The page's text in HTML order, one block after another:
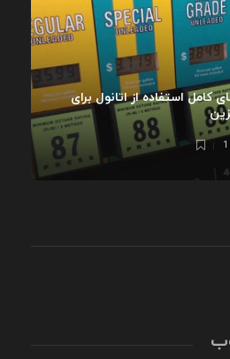
کامل استفاده از اتانول برای
1